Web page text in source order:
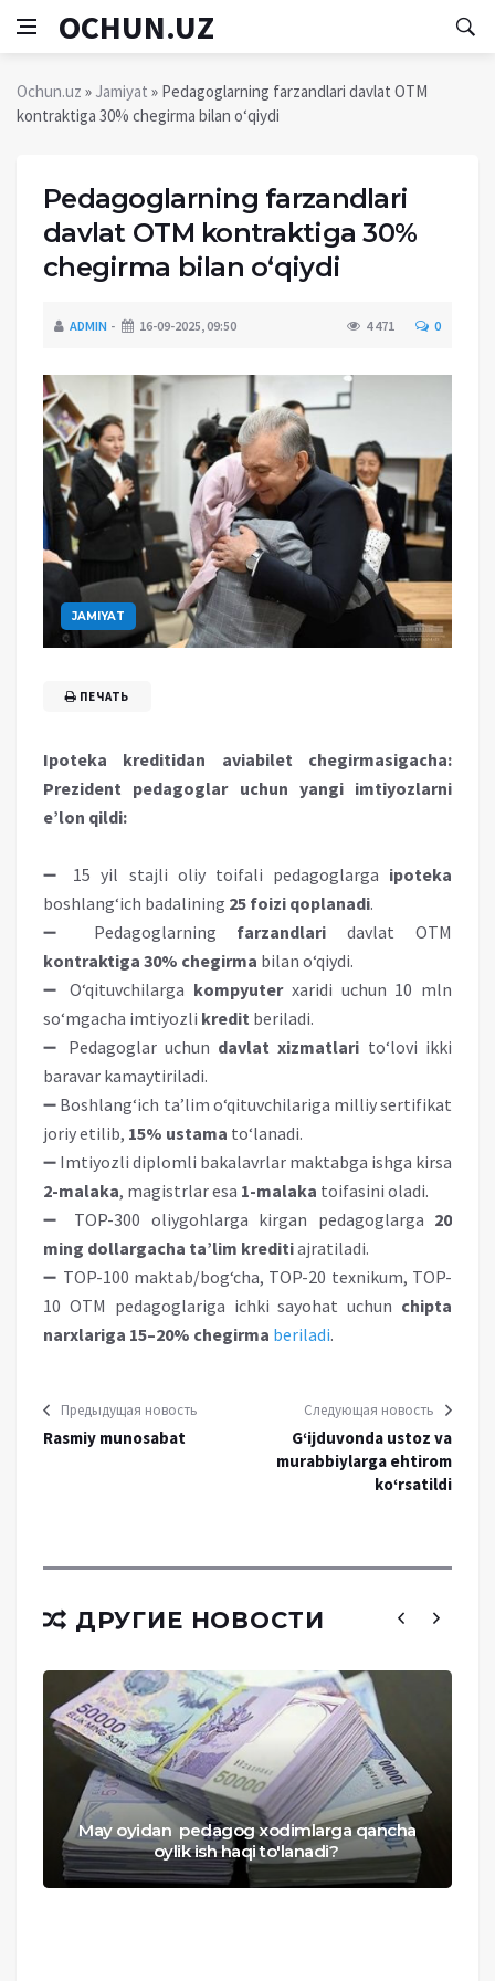
OCHUN.UZ
Ochun.uz » Jamiyat » Pedagoglarning farzandlari davlat OTM
kontraktiga 30% chegirma bilan o‘qiydi
Pedagoglarning farzandlari
davlat OTM kontraktiga 30%
chegirma bilan o‘qiydi
ADMIN 16-09-2025, 09:50 4 471 0
JAMIYAT
ПЕЧАТЬ
Ipoteka kreditidan aviabilet chegirmasigacha:
Prezident pedagoglar uchun yangi imtiyozlarni
e’lon qildi:
➖ 15 yil stajli oliy toifali pedagoglarga ipoteka
boshlang‘ich badalining 25 foizi qoplanadi.
➖ Pedagoglarning farzandlari davlat OTM
kontraktiga 30% chegirma bilan o‘qiydi.
➖ O‘qituvchilarga kompyuterxaridi uchun 10 mln
so‘mgacha imtiyozli kredit beriladi.
➖ Pedagoglar uchun davlat xizmatlari to‘lovi ikki
baravar kamaytiriladi.
➖ Boshlang‘ich ta’lim o‘qituvchilariga milliy sertifikat
joriy etilib, 15% ustama to‘lanadi.
➖ Imtiyozli diplomli bakalavrlar maktabga ishga kirsa
2-malaka, magistrlar esa 1-malaka toifasini oladi.
➖ TOP-300 oliygohlarga kirgan pedagoglarga 20
ming dollargacha ta’lim kreditiajratiladi.
➖ TOP-100 maktab/bog‘cha, TOP-20 texnikum, TOP-
10 OTM pedagoglariga ichki sayohat uchun chipta
narxlariga 15–20% chegirma beriladi.
Предыдущая новость
Rasmiy munosabat
Следующая новость
G‘ijduvonda ustoz va
murabbiylarga ehtirom
ko‘rsatildi
ДРУГИЕ НОВОСТИ
May oyidan pedagog xodimlarga qancha
oylik ish haqi to'lanadi?